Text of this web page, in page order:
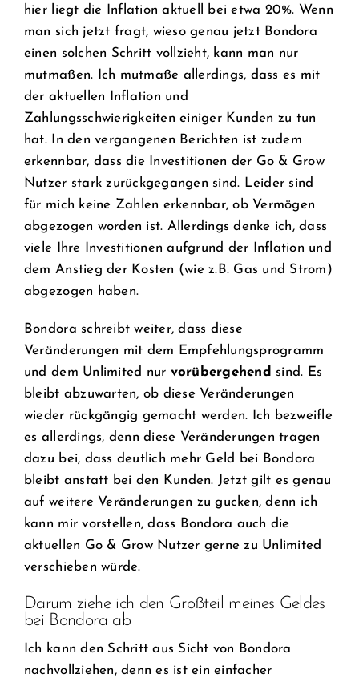
hier liegt die Inflation aktuell bei etwa 20%. Wenn
man sich jetzt fragt, wieso genau jetzt Bondora
einen solchen Schritt vollzieht, kann man nur
mutmaßen. Ich mutmaße allerdings, dass es mit
der aktuellen Inflation und
Zahlungsschwierigkeiten einiger Kunden zu tun
hat. In den vergangenen Berichten ist zudem
erkennbar, dass die Investitionen der Go & Grow
Nutzer stark zurückgegangen sind. Leider sind
für mich keine Zahlen erkennbar, ob Vermögen
abgezogen worden ist. Allerdings denke ich, dass
viele Ihre Investitionen aufgrund der Inflation und
dem Anstieg der Kosten (wie z.B. Gas und Strom)
abgezogen haben.
Bondora schreibt weiter, dass diese
Veränderungen mit dem Empfehlungsprogramm
und dem Unlimited nur vorübergehend sind. Es
bleibt abzuwarten, ob diese Veränderungen
wieder rückgängig gemacht werden. Ich bezweifle
es allerdings, denn diese Veränderungen tragen
dazu bei, dass deutlich mehr Geld bei Bondora
bleibt anstatt bei den Kunden. Jetzt gilt es genau
auf weitere Veränderungen zu gucken, denn ich
kann mir vorstellen, dass Bondora auch die
aktuellen Go & Grow Nutzer gerne zu Unlimited
verschieben würde.
Darum ziehe ich den Großteil meines Geldes
bei Bondora ab
Ich kann den Schritt aus Sicht von Bondora
nachvollziehen, denn es ist ein einfacher